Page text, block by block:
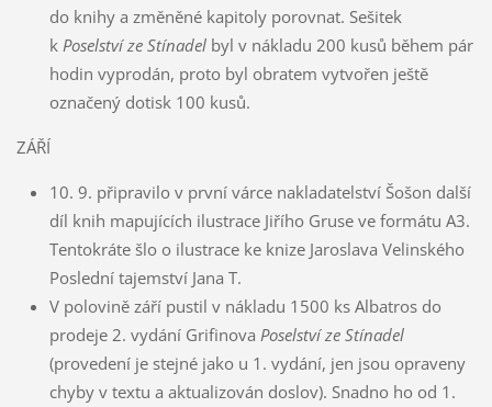
do knihy a změněné kapitoly porovnat. Sešitek
k Poselství ze Stínadelbyl v nákladu 200 kusů během pár
hodin vyprodán, proto byl obratem vytvořen ještě
označený dotisk 100 kusů.
ZÁŘÍ
10. 9. připravilo v první várce nakladatelství Šošon další
díl knih mapujících ilustrace Jiřího Gruse ve formátu A3.
Tentokráte šlo o ilustrace ke knize Jaroslava Velinského
Poslední tajemství Jana T.
V polovině září pustil v nákladu 1500 ks Albatros do
prodeje 2. vydání Grifinova Poselství ze Stínadel
(provedení je stejné jako u 1. vydání, jen jsou opraveny
chyby v textu a aktualizován doslov). Snadno ho od 1.